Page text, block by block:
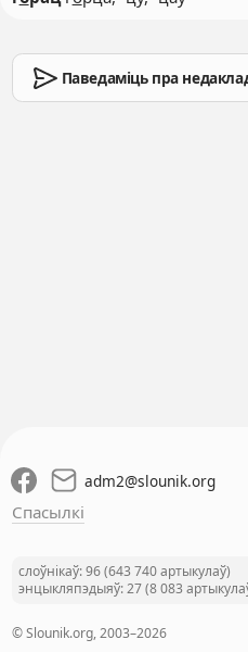
Паведаміць пра
adm2@slounik.org
Спасылкі
слоўнікаў: 96 (643 740 артыкулаў)
энцыкляпэдыяў: 27 (8 083
© Slounik.org, 2003–2026